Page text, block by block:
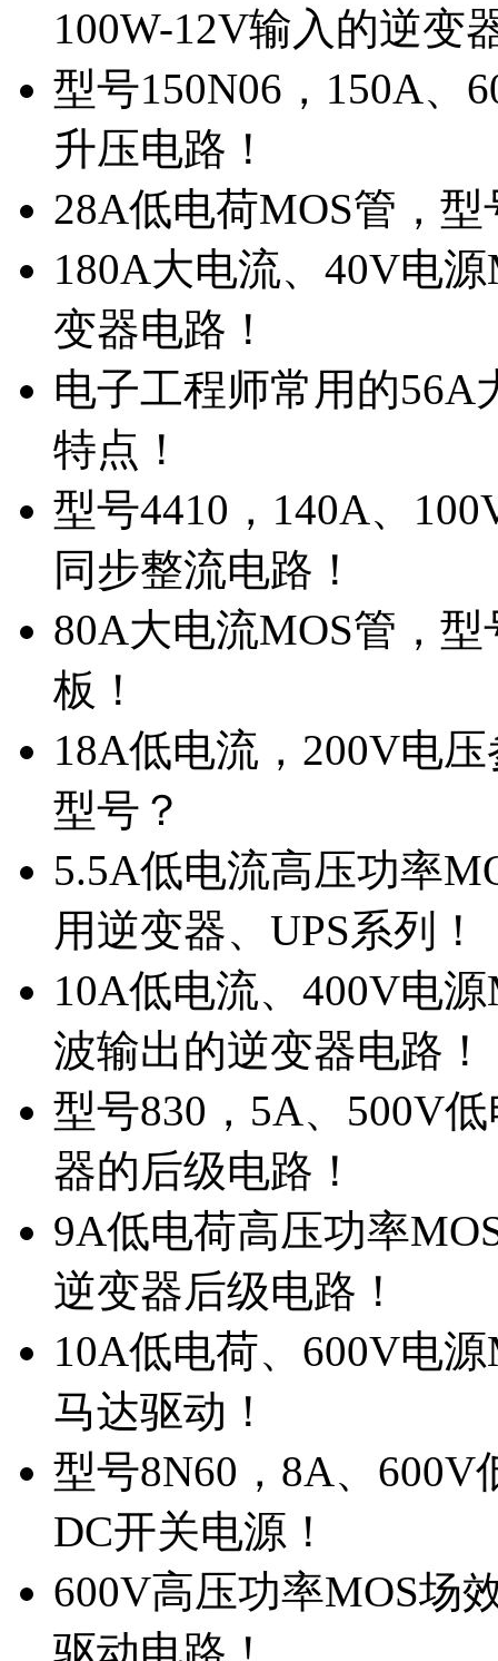
100W-12V输入的逆变
型号150N06，150A、
升压电路！
28A低电荷MOS管，
180A大电流、40V电
变器电路！
电子工程师常用的56A
特点！
型号4410，140A、
同步整流电路！
80A大电流MOS管，
板！
18A低电流，200V电
型号？
5.5A低电流高压功率
用逆变器、UPS系列！
10A低电流、400V电
波输出的逆变器电路！
型号830，5A、500V
器的后级电路！
9A低电荷高压功率
逆变器后级电路！
10A低电荷、600V电
马达驱动！
型号8N60，8A、
DC开关电源！
600V高压功率MOS场